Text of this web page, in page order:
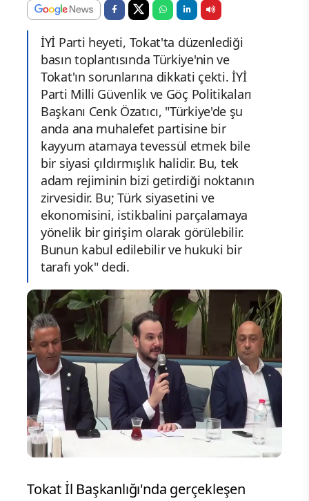
İYİ Parti heyeti, Tokat'ta düzenlediği
basın toplantısında Türkiye'nin ve
Tokat'ın sorunlarına dikkati çekti. İYİ
Parti Milli Güvenlik ve Göç Politikaları
Başkanı Cenk Özatıcı, "Türkiye'de şu
anda ana muhalefet partisine bir
kayyum atamaya tevessül etmek bile
bir siyasi çıldırmışlık halidir. Bu, tek
adam rejiminin bizi getirdiği noktanın
zirvesidir. Bu; Türk siyasetini ve
ekonomisini, istikbalini parçalamaya
yönelik bir girişim olarak görülebilir.
Bunun kabul edilebilir ve hukuki bir
tarafı yok" dedi.
Tokat İl Başkanlığı'nda gerçekleşen